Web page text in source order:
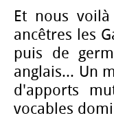
Et nous
ancêtres les
puis de
anglais... Un
d'apports
vocables